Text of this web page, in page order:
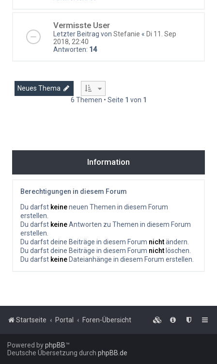
Vermisste User
Letzter Beitrag von Stefanie « Di 11. Sep
2018, 22:40
Antworten: 14
Neues Thema
6 Themen • Seite 1 von 1
Information
Berechtigungen in diesem Forum
Du darfst keineneuen Themen in diesem Forum
erstellen.
Du darfst keineAntworten zu Themen in diesem Forum
erstellen.
Du darfst deine Beiträge in diesem Forum nichtändern.
Du darfst deine Beiträge in diesem Forum nichtlöschen.
Du darfst keineDateianhänge in diesem Forum erstellen.
Startseite Portal Foren-Übersicht
Powered byphpBB™
Deutsche Übersetzung durch phpBB.de